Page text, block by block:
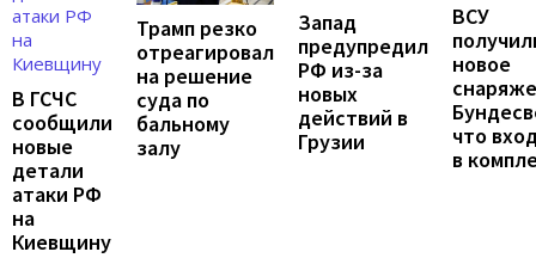
В ГСЧС
сообщили
новые
детали
атаки РФ
на
Киевщину
Трамп резко
отреагировал
на решение
суда по
бальному
залу
Запад
предупредил
РФ из-за
новых
действий в
Грузии
ВСУ
новое
что
в